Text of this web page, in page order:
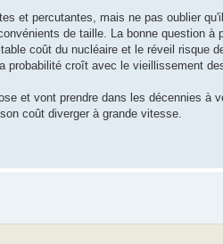
et percutantes, mais ne pas oublier
de taille. La bonne question
coût du nucléaire et le réveil risque
croît avec le vieillissement
et vont prendre dans les décennies à
coût diverger à grande vitesse.